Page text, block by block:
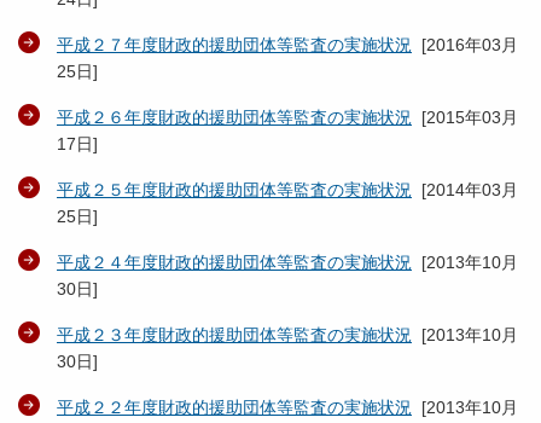
平成２７年度財政的援助団体等監査の実施状況 [2016年03月
25日]
平成２６年度財政的援助団体等監査の実施状況 [2015年03月
17日]
平成２５年度財政的援助団体等監査の実施状況 [2014年03月
25日]
平成２４年度財政的援助団体等監査の実施状況 [2013年10月
30日]
平成２３年度財政的援助団体等監査の実施状況 [2013年10月
30日]
平成２２年度財政的援助団体等監査の実施状況 [2013年10月